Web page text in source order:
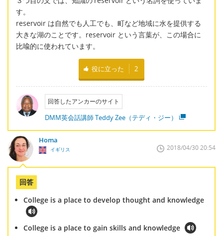
す。
reservoir は自然でも人工でも、町など地域に水を提供する
大きな湖のことです。reservoir という言葉が、この場合に
比喩的に使われています。
役に立った 2
回答したアンカーのサイト
DMM英会話講師 Teddy Zee（テディ・ジー）
Homa
イギリス 2018/04/30 20:54
回答
College is a place to develop thought and knowledge
College is a place to gain skills and knowledge